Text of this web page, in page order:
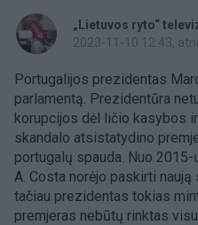
„Lietuvos ryto“
2023-11-10 12:43,
Portugalijos prezidentas
parlamentą. Prezidentūra
korupcijos dėl ličio kasybos
skandalo atsistatydino
portugalų spauda. Nuo
A. Costa norėjo paskirti
tačiau prezidentas tokias
premjeras nebūtų rinktas